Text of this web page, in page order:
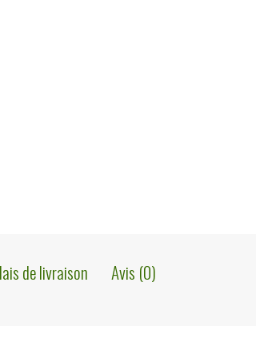
de livraison Avis (0)